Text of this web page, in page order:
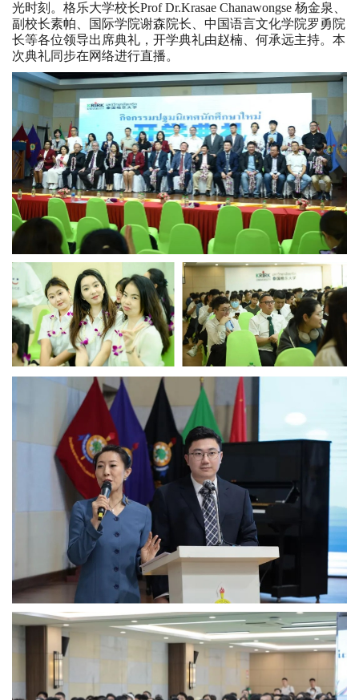
光时刻。格乐大学校长Prof Dr.Krasae Chanawongse 杨金泉、
副校长素帕、国际学院谢森院长、中国语言文化学院罗勇院
长等各位领导出席典礼，开学典礼由赵楠、何承远主持。本
次典礼同步在网络进行直播。